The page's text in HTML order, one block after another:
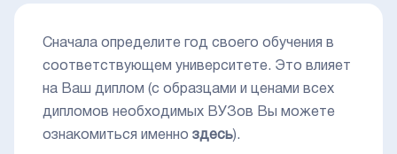
Сначала определите год своего обучения в
соответствующем университете. Это влияет
на Ваш диплом (с образцами и ценами всех
дипломов необходимых ВУЗов Вы можете
ознакомиться именно здесь).